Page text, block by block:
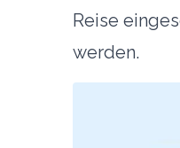
Reise
werden.